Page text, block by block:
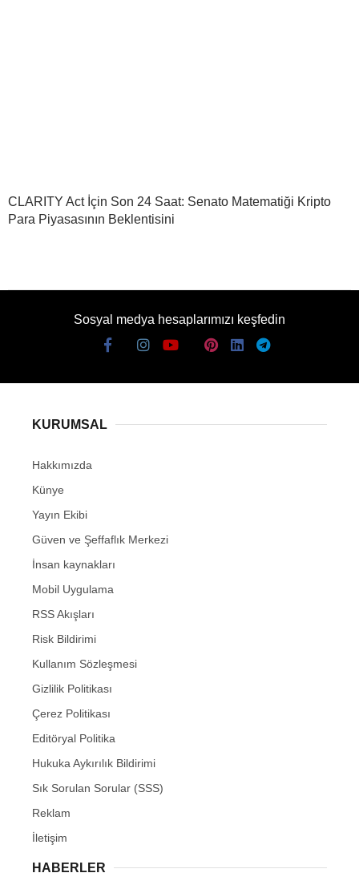
CLARITY Act İçin Son 24 Saat: Senato Matematiği Kripto
Para Piyasasının Beklentisini
Sosyal medya hesaplarımızı keşfedin
KURUMSAL
Hakkımızda
Künye
Yayın Ekibi
Güven ve Şeffaflık Merkezi
İnsan kaynakları
Mobil Uygulama
RSS Akışları
Risk Bildirimi
Kullanım Sözleşmesi
Gizlilik Politikası
Çerez Politikası
Editöryal Politika
Hukuka Aykırılık Bildirimi
Sık Sorulan Sorular (SSS)
Reklam
İletişim
HABERLER